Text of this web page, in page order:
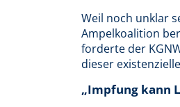
Weil noch unklar
Ampelkoalition
forderte der
dieser
„Impfung kann